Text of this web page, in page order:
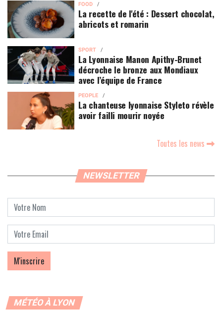
FOOD
La recette de l'été : Dessert chocolat,
abricots et romarin
SPORT
La Lyonnaise Manon Apithy-Brunet
décroche le bronze aux Mondiaux
avec l’équipe de France
PEOPLE
La chanteuse lyonnaise Styleto révèle
avoir failli mourir noyée
Toutes les news
NEWSLETTER
MÉTÉO À LYON